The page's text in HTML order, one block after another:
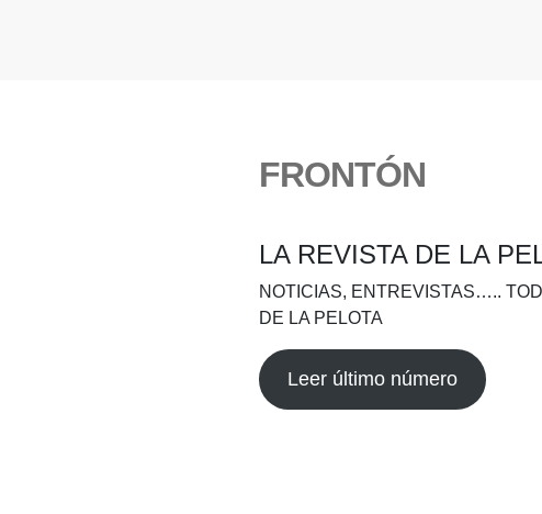
FRONTÓN
LA REVISTA DE LA
NOTICIAS, ENTREVISTAS…..
DE LA PELOTA
Leer último número